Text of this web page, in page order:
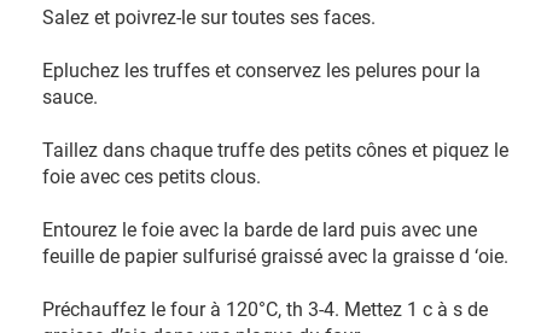
Salez et poivrez-le sur toutes ses faces.
Epluchez les truffes et conservez les pelures pour la
sauce.
Taillez dans chaque truffe des petits cônes et piquez le
foie avec ces petits clous.
Entourez le foie avec la barde de lard puis avec une
feuille de papier sulfurisé graissé avec la graisse d ‘oie.
Préchauffez le four à 120°C, th 3-4. Mettez 1 c à s de